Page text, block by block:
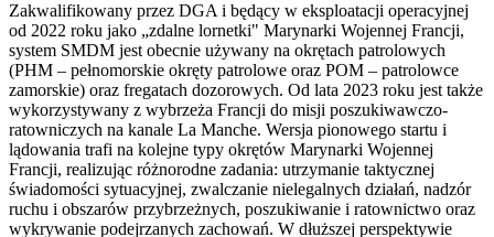
Zakwalifikowany przez DGA i będący w eksploatacji operacyjnej
od 2022 roku jako „zdalne lornetki" Marynarki Wojennej Francji,
system SMDM jest obecnie używany na okrętach patrolowych
(PHM – pełnomorskie okręty patrolowe oraz POM – patrolowce
zamorskie) oraz fregatach dozorowych. Od lata 2023 roku jest także
wykorzystywany z wybrzeża Francji do misji poszukiwawczo-
ratowniczych na kanale La Manche. Wersja pionowego startu i
lądowania trafi na kolejne typy okrętów Marynarki Wojennej
Francji, realizując różnorodne zadania: utrzymanie taktycznej
świadomości sytuacyjnej, zwalczanie nielegalnych działań, nadzór
ruchu i obszarów przybrzeżnych, poszukiwanie i ratownictwo oraz
wykrywanie podejrzanych zachowań. W dłuższej perspektywie